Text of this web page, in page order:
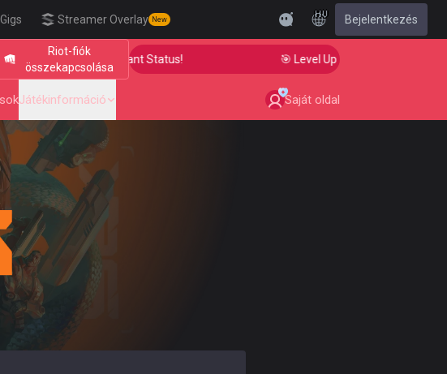
Gigs Streamer Overlay New
HU Bejelentkezés
Riot-fiók
összekapcsolása
Up Your Aim to Radiant Status! 🎯 Level Up Your Aim to Radiant
Játékinformáció Saját oldal